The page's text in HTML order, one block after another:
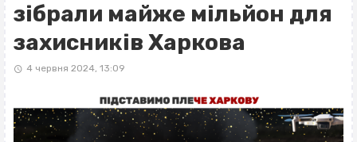
зібрали майже мільйон для
захисників Харкова
4 червня 2024, 13:09